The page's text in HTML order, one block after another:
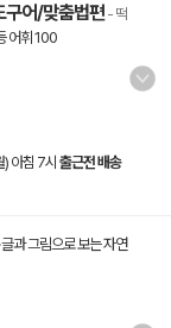
구어/맞춤법편 - 떡
어휘 100
) 아침 7시 출근전 배송
과 그림으로 보는 자연